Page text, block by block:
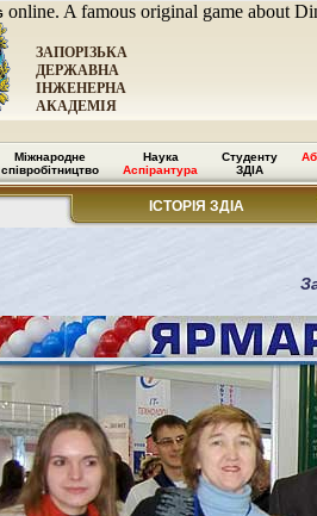
online. A famous original game about
ЗАПОРІЗЬКА
ДЕРЖАВНА
ІНЖЕНЕРНА
АКАДЕМІЯ
Міжнародне
співробітництво
Наука
Аспірантура
Студенту
ЗДІА
ІСТОРІЯ ЗДІА